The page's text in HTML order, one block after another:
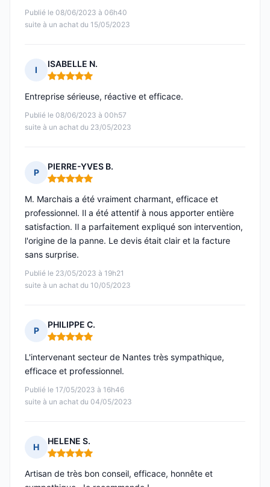
Publié le 08/06/2023 à 06h40
suite à un achat du 15/05/2023
I
ISABELLE N.
Note : 5 sur 5
Publié le 08/06/2023 à 00h57
suite à un achat du 23/05/2023
Entreprise sérieuse, réactive et efficace.
P
PIERRE-YVES B.
Note : 5 sur 5
Publié le 23/05/2023 à 19h21
suite à un achat du 10/05/2023
M. Marchais a été vraiment charmant, efficace et
professionnel. Il a été attentif à nous apporter entière
satisfaction. Il a parfaitement expliqué son intervention,
l'origine de la panne. Le devis était clair et la facture
sans surprise.
P
PHILIPPE C.
Note : 5 sur 5
Publié le 17/05/2023 à 16h46
suite à un achat du 04/05/2023
L'intervenant secteur de Nantes très sympathique,
efficace et professionnel.
H
HELENE S.
Note : 5 sur 5
Artisan de très bon conseil, efficace, honnête et